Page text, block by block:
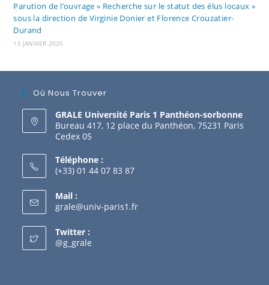
Parution de l’ouvrage « Recherche sur le statut des élus locaux »
sous la direction de Virginie Donier et Florence Crouzatier-
Durand
15 JANVIER 2025
Où Nous Trouver
GRALE Université Paris 1 Panthéon-sorbonne
Bureau 417, 12 place du Panthéon, 75231 Paris
Cedex 05
Téléphone :
(+33) 01 44 07 83 87
Mail :
grale@univ-paris1.fr
Twitter :
@g_grale